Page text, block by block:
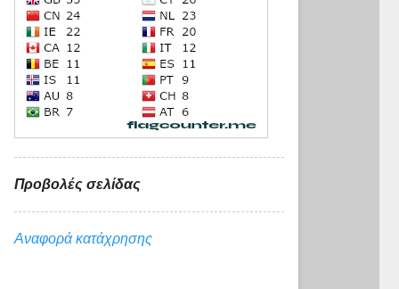
Προβολές σελίδας
Αναφορά κατάχρησης